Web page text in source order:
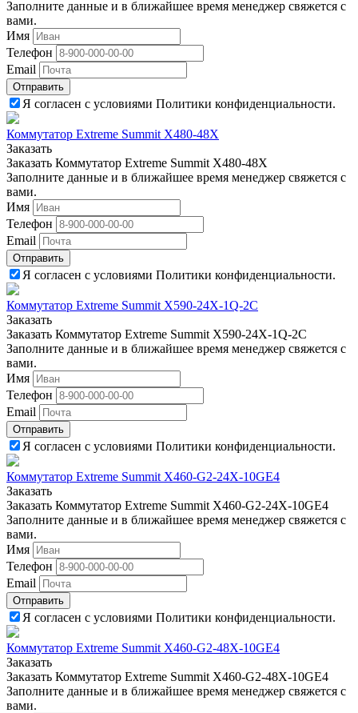
Заполните данные и в ближайшее время менеджер свяжется с
вами.
Имя
Телефон
Email
Отправить
Я согласен с условиями Политики конфиденциальности.
Коммутатор Extreme Summit X480-48X
Заказать
Заказать Коммутатор Extreme Summit X480-48X
Заполните данные и в ближайшее время менеджер свяжется с
вами.
Имя
Телефон
Email
Отправить
Я согласен с условиями Политики конфиденциальности.
Коммутатор Extreme Summit X590-24X-1Q-2C
Заказать
Заказать Коммутатор Extreme Summit X590-24X-1Q-2C
Заполните данные и в ближайшее время менеджер свяжется с
вами.
Имя
Телефон
Email
Отправить
Я согласен с условиями Политики конфиденциальности.
Коммутатор Extreme Summit X460-G2-24X-10GE4
Заказать
Заказать Коммутатор Extreme Summit X460-G2-24X-10GE4
Заполните данные и в ближайшее время менеджер свяжется с
вами.
Имя
Телефон
Email
Отправить
Я согласен с условиями Политики конфиденциальности.
Коммутатор Extreme Summit X460-G2-48X-10GE4
Заказать
Заказать Коммутатор Extreme Summit X460-G2-48X-10GE4
Заполните данные и в ближайшее время менеджер свяжется с
вами.